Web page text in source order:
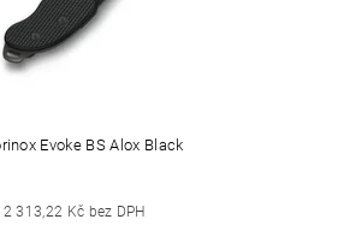
Evoke BS Alox Black
2 313,22 Kč bez DPH